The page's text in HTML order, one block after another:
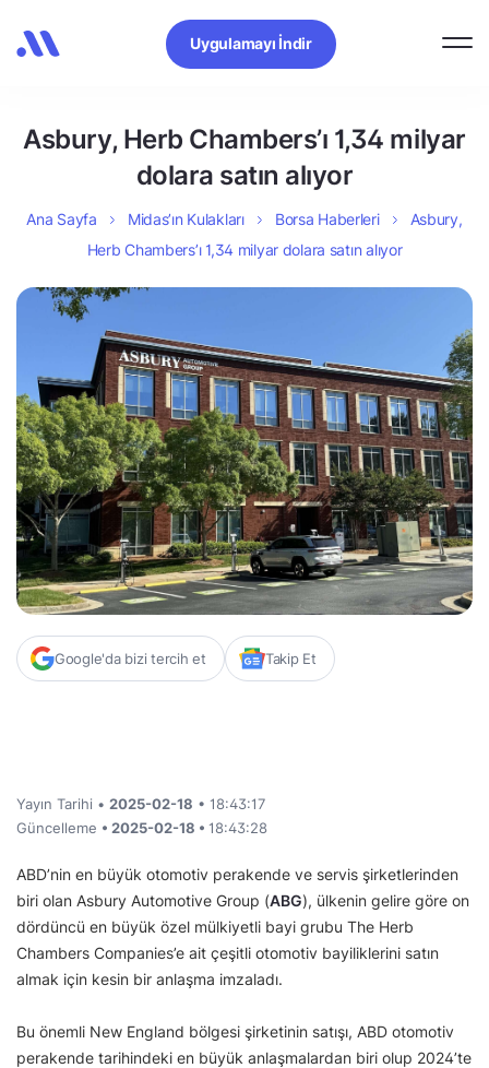
Uygulamayı İndir
Asbury, Herb Chambers’ı 1,34 milyar
dolara satın alıyor
Ana Sayfa Midas’ın Kulakları Borsa Haberleri
Asbury,
Herb Chambers’ı 1,34 milyar dolara satın alıyor
Google'da bizi tercih et Takip Et
Yayın Tarihi • 2025-02-18 • 18:43:17
Güncelleme • 2025-02-18 • 18:43:28
ABD’nin en büyük otomotiv perakende ve servis şirketlerinden
biri olan Asbury Automotive Group (ABG), ülkenin gelire göre on
dördüncü en büyük özel mülkiyetli bayi grubu The Herb
Chambers Companies’e ait çeşitli otomotiv bayiliklerini satın
almak için kesin bir anlaşma imzaladı.
Bu önemli New England bölgesi şirketinin satışı, ABD otomotiv
perakende tarihindeki en büyük anlaşmalardan biri olup 2024’te